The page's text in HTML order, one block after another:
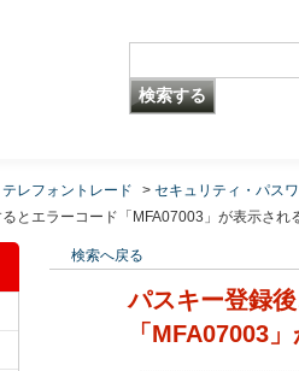
レフォントレード > セキュリティ・パス
とエラーコード「MFA07003」が表示される
検索へ戻る
パスキー登録
「MFA07003